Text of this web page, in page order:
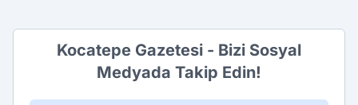
Kocatepe Gazetesi - Bizi Sosyal
Medyada Takip Edin!